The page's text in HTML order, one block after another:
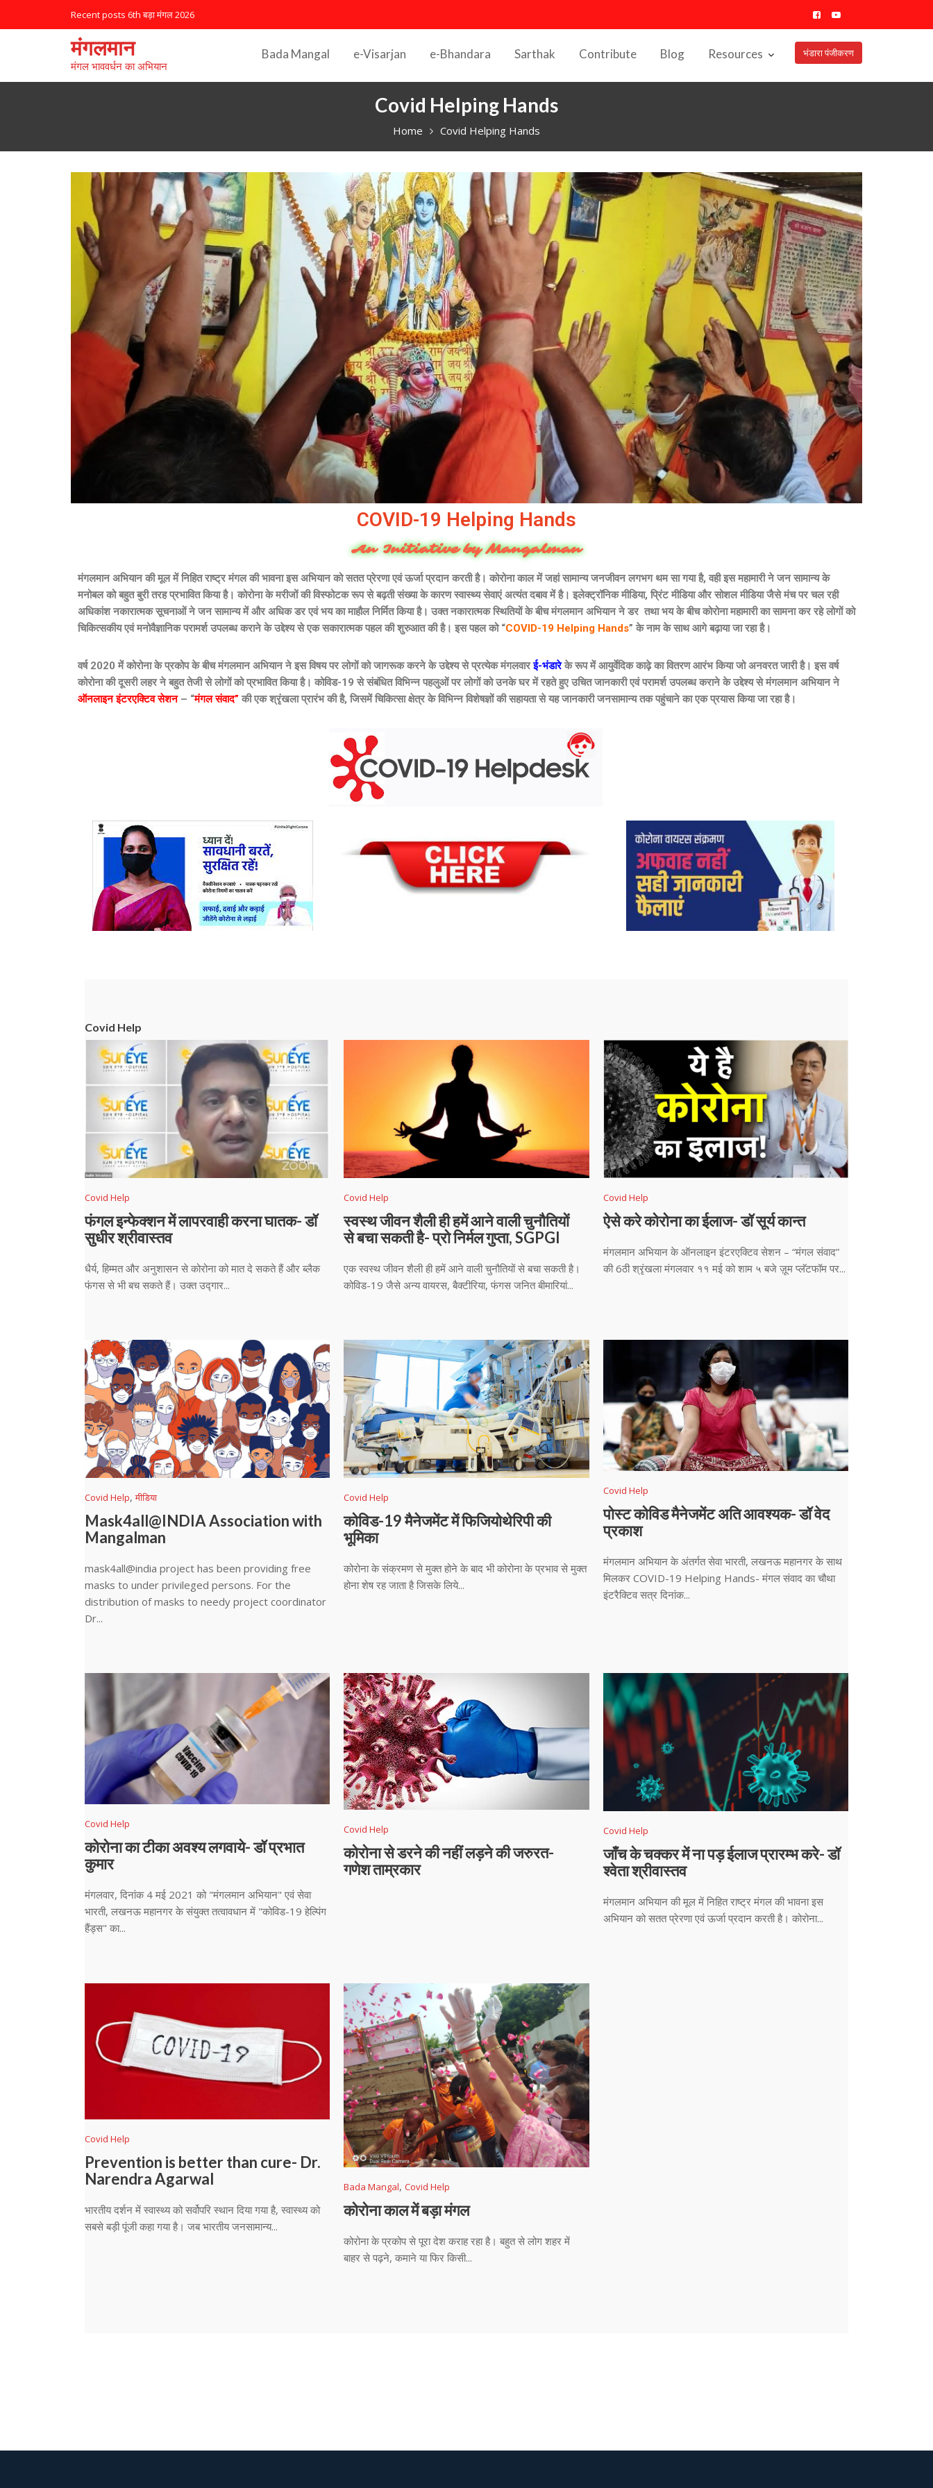
Recent posts कॉर्पोरेट जगत ने पेश की मिसाल
मंगलमान
मंगल भाववर्धन का अभियान
भंडारा पंजीकरण
Bada Mangal e-Visarjan e-Bhandara Sarthak Contribute Blog Resources
Covid Helping Hands
Home Covid Helping Hands
COVID-19 Helping Hands
An Initiative by Mangalman
मंगलमान अभियान की मूल में निहित राष्ट्र मंगल की भावना इस अभियान को सतत प्रेरणा एवं ऊर्जा प्रदान करती है। कोरोना काल में जहां सामान्य जनजीवन लगभग थम सा गया है, वही इस महामारी ने जन सामान्य के
मनोबल को बहुत बुरी तरह प्रभावित किया है। कोरोना के मरीजों की विस्फोटक रूप से बढ़ती संख्या के कारण स्वास्थ्य सेवाएं अत्यंत दबाव में है। इलेक्ट्रॉनिक मीडिया, प्रिंट मीडिया और सोशल मीडिया जैसे मंच पर चल रही
अधिकांश नकारात्मक सूचनाओं ने जन सामान्य में और अधिक डर एवं भय का माहौल निर्मित किया है। उक्त नकारात्मक स्थितियों के बीच मंगलमान अभियान ने डर तथा भय के बीच कोरोना महामारी का सामना कर रहे लोगों को
चिकित्सकीय एवं मनोवैज्ञानिक परामर्श उपलब्ध कराने के उद्देश्य से एक सकारात्मक पहल की शुरुआत की है। इस पहल को “COVID-19 Helping Hands” के नाम के साथ आगे बढ़ाया जा रहा है।
वर्ष 2020 में कोरोना के प्रकोप के बीच मंगलमान अभियान ने इस विषय पर लोगों को जागरूक करने के उद्देश्य से प्रत्येक मंगलवारई-भंडारेके रूप में आयुर्वेदिक काढ़े का वितरण आरंभ किया जो अनवरत जारी है। इस वर्ष
कोरोना की दूसरी लहर ने बहुत तेजी से लोगों को प्रभावित किया है। कोविड-19 से संबंधित विभिन्न पहलुओं पर लोगों को उनके घर में रहते हुए उचित जानकारी एवं परामर्श उपलब्ध कराने के उद्देश्य से मंगलमान अभियान ने
ऑनलाइन इंटरएक्टिव सेशन– “मंगल संवाद” की एक श्रृंखला प्रारंभ की है, जिसमें चिकित्सा क्षेत्र के विभिन्न विशेषज्ञों की सहायता से यह जानकारी जनसामान्य तक पहुंचाने का एक प्रयास किया जा रहा है।
Covid Help
Covid Help
फंगल इन्फेक्शन में लापरवाही करना घातक- डॉ
सुधीर श्रीवास्तव
धैर्य, हिम्मत और अनुशासन से कोरोना को मात दे सकते हैं और ब्लैक
फंगस से भी बच सकते हैं। उक्त उद्गार...
Covid Help
स्वस्थ जीवन शैली ही हमें आने वाली चुनौतियों
से बचा सकती है- प्रो निर्मल गुप्ता, SGPGI
एक स्वस्थ जीवन शैली ही हमें आने वाली चुनौतियों से बचा सकती है।
कोविड-19 जैसे अन्य वायरस, बैक्टीरिया, फंगस जनित बीमारियां...
Covid Help
ऐसे करे कोरोना का ईलाज- डॉ सूर्य कान्त
मंगलमान अभियान के ऑनलाइन इंटरएक्टिव सेशन – “मंगल संवाद”
की 6ठी श्रृंखला मंगलवार ११ मई को शाम ५ बजे ज़ूम प्लॅटफॉम पर...
Covid Help,मीडिया
Mask4all@INDIA Association with
Mangalman
mask4all@india project has been providing free
masks to under privileged persons. For the
distribution of masks to needy project coordinator
Dr...
Covid Help
कोविड-19 मैनेजमेंट में फिजियोथेरिपी की
भूमिका
कोरोना के संक्रमण से मुक्त होने के बाद भी कोरोना के प्रभाव से मुक्त
होना शेष रह जाता है जिसके लिये...
Covid Help
पोस्ट कोविड मैनेजमेंट अति आवश्यक- डॉ वेद
प्रकाश
मंगलमान अभियान के अंतर्गत सेवा भारती, लखनऊ महानगर के साथ
मिलकर COVID-19 Helping Hands- मंगल संवाद का चौथा
इंटरैक्टिव सत्र दिनांक...
Covid Help
कोरोना का टीका अवश्य लगवाये- डॉ प्रभात
कुमार
मंगलवार, दिनांक 4 मई 2021 को "मंगलमान अभियान" एवं सेवा
भारती, लखनऊ महानगर के संयुक्त तत्वावधान में "कोविड-19 हेल्पिंग
हैंड्स" का...
Covid Help
कोरोना से डरने की नहीं लड़ने की जरुरत-
गणेश ताम्रकार
Covid Help
जाँच के चक्कर में ना पड़ ईलाज प्रारम्भ करे- डॉ
श्वेता श्रीवास्तव
मंगलमान अभियान की मूल में निहित राष्ट्र मंगल की भावना इस
अभियान को सतत प्रेरणा एवं ऊर्जा प्रदान करती है। कोरोना...
Covid Help
Prevention is better than cure- Dr.
Narendra Agarwal
भारतीय दर्शन में स्वास्थ्य को सर्वोपरि स्थान दिया गया है, स्वास्थ्य को
सबसे बड़ी पूंजी कहा गया है। जब भारतीय जनसामान्य...
Bada Mangal,Covid Help
कोरोना काल में बड़ा मंगल
कोरोना के प्रकोप से पूरा देश कराह रहा है। बहुत से लोग शहर में
बाहर से पढ़ने, कमाने या फिर किसी...